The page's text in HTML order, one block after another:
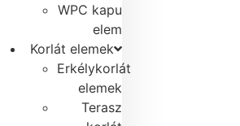
WPC kapu
elem
Korlát elemek
Erkélykorlát
elemek
Terasz